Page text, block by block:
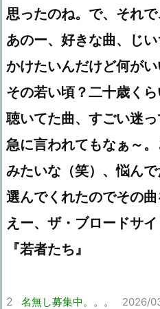
思ったのね。で、それで
あのー、好きな曲、じ
かけたいんだけど何がい
その若い頃？二十歳くら
聴いてた曲、すごい迷っ
急に言われてもなぁ～
みたいな（笑）、悩んで
選んでくれたのでその曲
えー、ザ・ブロードサイ
『若者たち』
2 名無し募集中。。。 2026/